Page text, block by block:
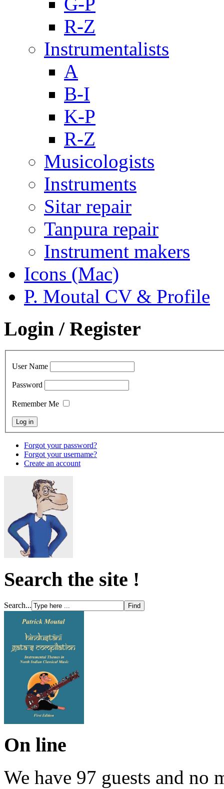
R-Z
Instrumentalists
A
B-I
K-P
R-Z
Musicologists
Instruments
Sitar repair
Tanpura repair
Instrument makers
Icons (Mac)
P. Moutal CV & Profile
Login / Register
User Name
Password
Remember Me
Forgot your password?
Forgot your username?
Create an account
Search the site !
Search...
On line
We have 97 guests and no